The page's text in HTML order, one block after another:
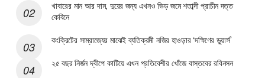
খাবারের মান আর দাম, দুয়ের জন্য এখনও ভিড় জমে শতাব্দী প্রাচীন দত্ত
কেবিনে
কংক্রিটের সাম্রাজ্যের মাঝেই ব্যতিক্রমী নজির হাওড়ার ‘দক্ষিণের ডুয়ার্স’
২৫ বছর নির্জন দ্বীপে কাটিয়ে এখন প্রতিবেশীর খোঁজে বাস্তবের রবিনসন